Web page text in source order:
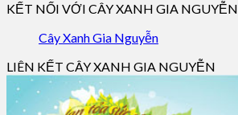
KẾT NỐI VỚI CÂY XANH GIA NGUYỄN
Cây Xanh Gia Nguyễn
LIÊN KẾT CÂY XANH GIA NGUYỄN